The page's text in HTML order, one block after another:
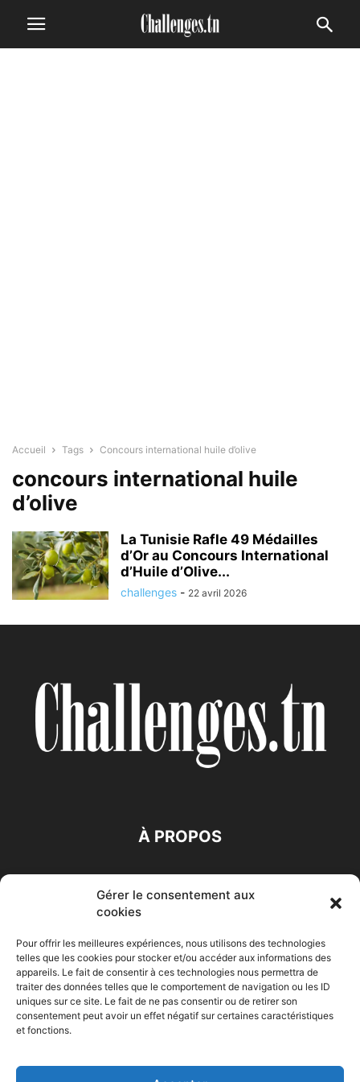
Gérer le consentement aux
cookies
Pour offrir les meilleures expériences, nous utilisons des technologies
telles que les cookies pour stocker et/ou accéder aux informations des
appareils. Le fait de consentir à ces technologies nous permettra de
traiter des données telles que le comportement de navigation ou les ID
uniques sur ce site. Le fait de ne pas consentir ou de retirer son
consentement peut avoir un effet négatif sur certaines caractéristiques
et fonctions.
Accueil Tags Concours international huile d’olive
concours international huile
d’olive
La Tunisie Rafle 49 Médailles
d’Or au Concours International
d’Huile d’Olive...
challenges - 22 avril 2026
À PROPOS
Accueil Economie Entreprises Entrepreneur
Maghreb